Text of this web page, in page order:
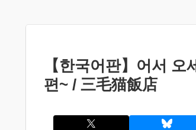
【한국어판】어서
편~ / 三毛猫飯店